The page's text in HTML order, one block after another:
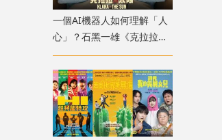
一個AI機器人如何理解「人
心」？石黑一雄《克拉拉與
太陽》改編電影十月上映